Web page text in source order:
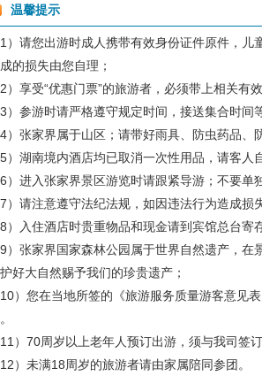
温馨提示
1）请您出游时成人携带有效身份证件原件，
的损失由您自理；
2）享受“优惠门票”的旅游者，必须带上相关有
3）参游时请严格遵守规定时间，接送集合时间
4）张家界属于山区；请带好雨具、防虫药品、
5）湖南境内酒店均已取消一次性用品，请客人
6）进入张家界景区游览时请跟紧导游；不要
7）请注意遵守法纪法规，如因违法行为造成损
8）入住酒店时贵重物品和现金请到宾馆总台
9）张家界国家森林公园属于世界自然遗产，
好大自然赐予我们的珍贵遗产；
10）您在当地所签的《旅游服务质量游客意见
11）70周岁以上老年人预订出游，须与我司签
12）未满18周岁的旅游者请由家属陪同参团。